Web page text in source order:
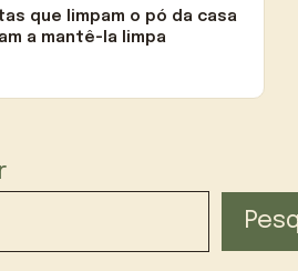
que limpam o pó da casa
a mantê-la limpa